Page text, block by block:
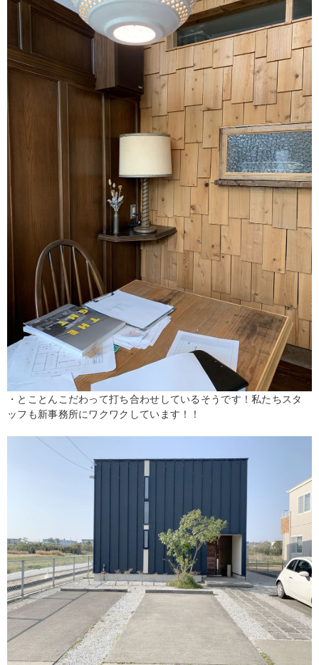
・とことんこだわって打ち合わせしているそうです！私たちスタ
ッフも新事務所にワクワクしています！！